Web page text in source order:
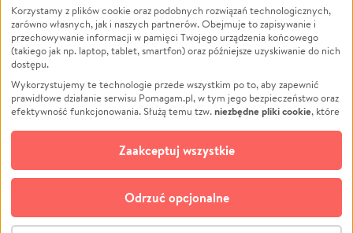
Zwierzęta
Pożar
Ukraina
Pomoc Finansowa
Projekty
Pogrzeb
Społeczność lokalna
Kultura
Powódź
Wichura
NGO
Edukacja
Podróż
Impreza
Ochrona środowiska
Biznes
Korzystamy z plików cookie oraz podobnych rozwiązań technologicznych,
zarówno własnych, jak i naszych partnerów. Obejmuje to zapisywanie i
przechowywanie informacji w pamięci Twojego urządzenia końcowego
(takiego jak np. laptop, tablet, smartfon) oraz późniejsze uzyskiwanie do nich
dostępu.
Wykorzystujemy te technologie przede wszystkim po to, aby zapewnić
prawidłowe działanie serwisu Pomagam.pl, w tym jego bezpieczeństwo oraz
efektywność funkcjonowania. Służą temu tzw.niezbędne pliki cookie, które
opcjonalnych plików cookie
technologii do celów analitycznych i retargetingowych. Możesz wyrazić
zgodę na ich stosowanie lub jej odmówić. W dowolnym momencie masz
możliwość zmiany swoich preferencji na stronie „Zarządzaj zgodami cookie”,
do której link znajdziesz w stopce serwisu Pomagam.pl. Opcjonalne pliki
cookie wykorzystywane są w następujących celach:
Odrzuć opcjonalne
Zaakceptuj wszystkie